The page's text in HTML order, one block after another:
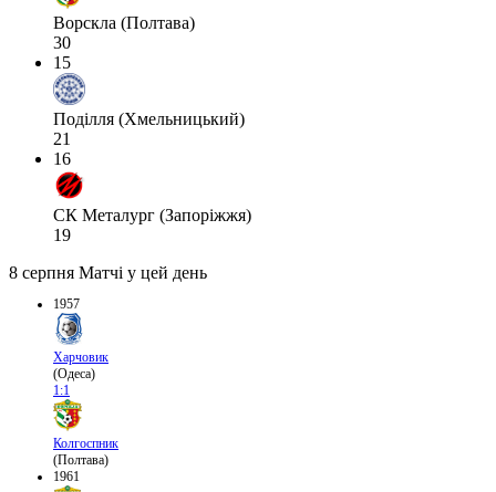
Ворскла (Полтава)
30
15
Поділля (Хмельницький)
21
16
СК Металург (Запоріжжя)
19
8 серпня Матчі у цей день
1957
Харчовик
(Одеса)
1:1
Колгоспник
(Полтава)
1961